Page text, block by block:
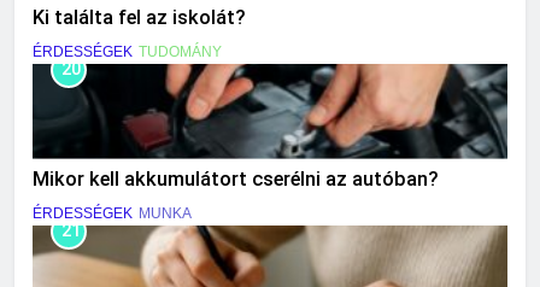
Ki találta fel az iskolát?
ÉRDESSÉGEK TUDOMÁNY
20
Mikor kell akkumulátort cserélni az autóban?
ÉRDESSÉGEK MUNKA
21